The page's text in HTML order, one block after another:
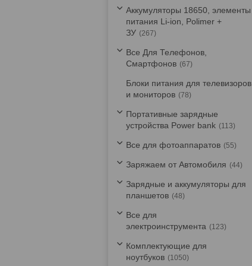
Аккумуляторы 18650, элементы
питания Li-ion, Polimer +
ЗУ
267
Все Для Телефонов,
Смартфонов
67
Блоки питания для телевизоров
и мониторов
78
Портативные зарядные
устройства Power bank
113
Все для фотоаппаратов 55
Заряжаем от Автомобиля 44
Зарядные и аккумуляторы для
планшетов
48
Все для
электроинструмента
123
Комплектующие для
ноутбуков
1050